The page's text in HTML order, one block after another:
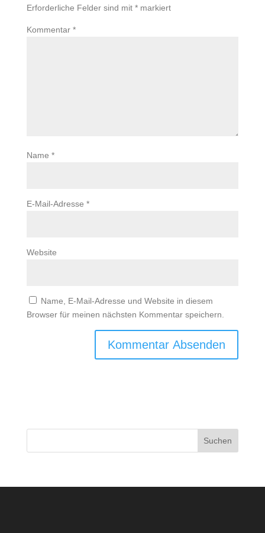
Erforderliche Felder sind mit *markiert
Kommentar *
Name *
E-Mail-Adresse *
Website
Name, E-Mail-Adresse und Website in diesem
Browser für meinen nächsten Kommentar speichern.
Suchen